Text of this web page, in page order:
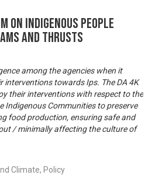
on Indigenous People
and Thrusts
among the agencies when it
interventions towards Ips. The DA 4K
their interventions with respect to the
Indigenous Communities to preserve
food production, ensuring safe and
/ minimally affecting the culture of
Climate, Policy